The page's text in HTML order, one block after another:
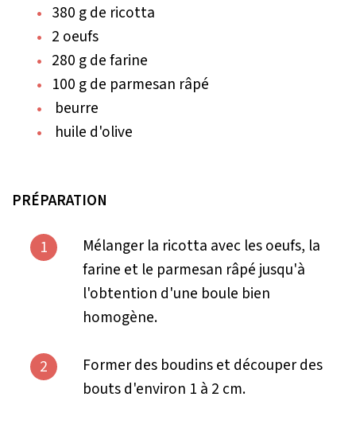
380 g de ricotta
2 oeufs
280 g de farine
100 g de parmesan râpé
beurre
huile d'olive
PRÉPARATION
1
Mélanger la ricotta avec les oeufs, la
farine et le parmesan râpé jusqu'à
l'obtention d'une boule bien
homogène.
2
Former des boudins et découper des
bouts d'environ 1 à 2 cm.